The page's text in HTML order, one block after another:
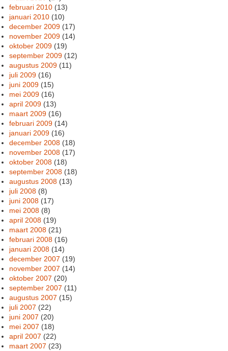
februari 2010 (13)
januari 2010 (10)
december 2009 (17)
november 2009 (14)
oktober 2009 (19)
september 2009 (12)
augustus 2009 (11)
juli 2009 (16)
juni 2009 (15)
mei 2009 (16)
april 2009 (13)
maart 2009 (16)
februari 2009 (14)
januari 2009 (16)
december 2008 (18)
november 2008 (17)
oktober 2008 (18)
september 2008 (18)
augustus 2008 (13)
juli 2008 (8)
juni 2008 (17)
mei 2008 (8)
april 2008 (19)
maart 2008 (21)
februari 2008 (16)
januari 2008 (14)
december 2007 (19)
november 2007 (14)
oktober 2007 (20)
september 2007 (11)
augustus 2007 (15)
juli 2007 (22)
juni 2007 (20)
mei 2007 (18)
april 2007 (22)
maart 2007 (23)